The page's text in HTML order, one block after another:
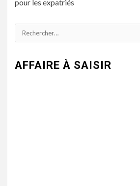
pour les expatriés
Rechercher :
AFFAIRE À SAISIR